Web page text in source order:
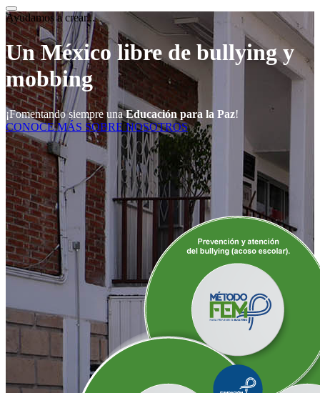
Ayudamos a crear...
Un México libre de bullying y
mobbing
¡Fomentando siempre unaEducación para la Paz!
CONOCE MÁS SOBRE NOSOTROS